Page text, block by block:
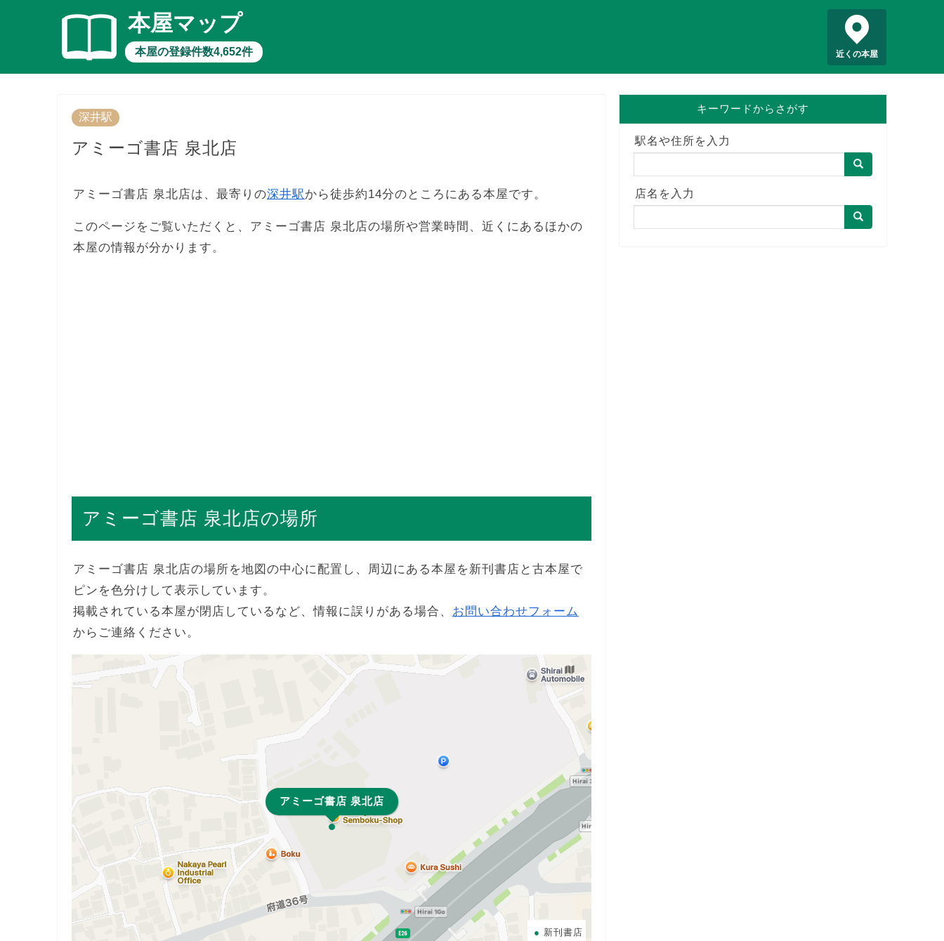
本屋マップ
本屋の登録件数4,652件 近くの本屋
深井駅
アミーゴ書店 泉北店
アミーゴ書店 泉北店は、最寄りの深井駅から徒歩約14分のところにある本屋です。
このページをご覧いただくと、アミーゴ書店 泉北店の場所や営業時間、近くにあるほかの
本屋の情報が分かります。
アミーゴ書店 泉北店の場所
アミーゴ書店 泉北店の場所を地図の中心に配置し、周辺にある本屋を新刊書店と古本屋で
ピンを色分けして表示しています。
掲載されている本屋が閉店しているなど、情報に誤りがある場合、 お問い合わせフォーム
からご連絡ください。
アミーゴ書店 泉北店
新刊書店
キーワードからさがす
駅名や住所を入力
店名を入力